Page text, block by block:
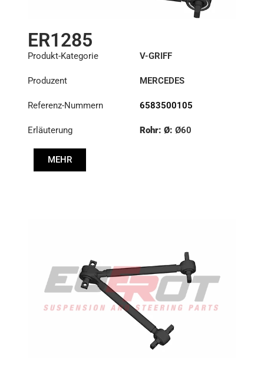
ER1285
Produkt-Kategorie V-GRIFF
Produzent MERCEDES
Referenz-Nummern 6583500105
Erläuterung Rohr: Ø: Ø60
MEHR